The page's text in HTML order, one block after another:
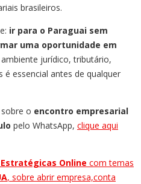
brasileiros.
ir para o Paraguai sem
uma oportunidade em
jurídico, tributário,
essencial antes de qualquer
o encontro empresarial
pelo WhatsApp, clique aqui
Online com temas
, sobre abrir empresa,conta